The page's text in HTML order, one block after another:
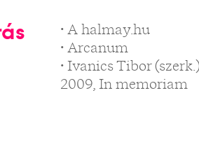
• A halmay.hu
• Arcanum
• Ivanics Tibor
2009, In memoriam